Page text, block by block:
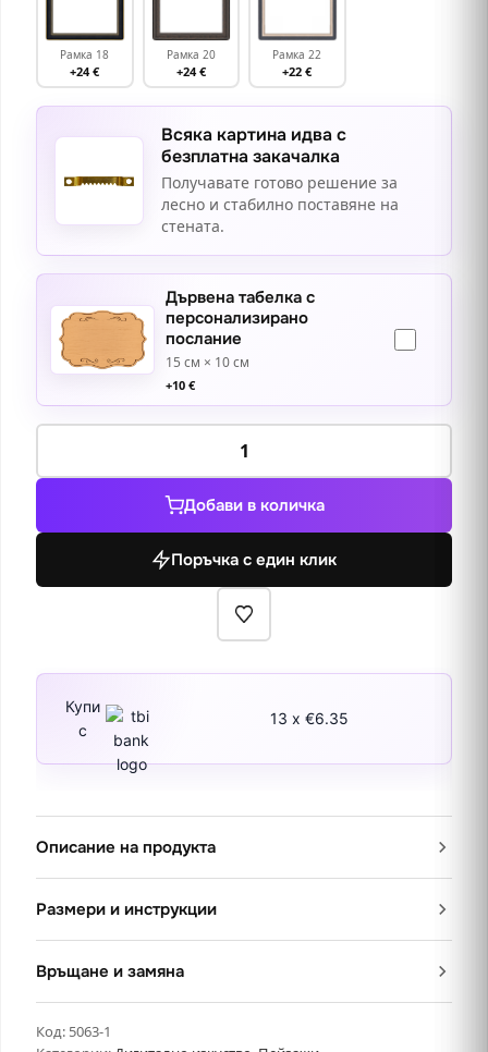
Рамка 18
+24 €
Рамка 20
+24 €
Рамка 22
+22 €
Всяка картина идва с
безплатна закачалка
Получавате готово решение за
лесно и стабилно поставяне на
стената.
Дървена табелка с
персонализирано
послание
15 см × 10 см
+10 €
количество
Зимен
3
Добави в количка
Поръчка с един клик
Купи
с
13 x €6.35
Описание на продукта
Размери и инструкции
Връщане и замяна
Код: 5063-1